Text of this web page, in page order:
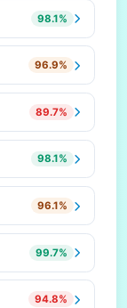
98.1%
96.9%
89.7%
98.1%
96.1%
99.7%
94.8%